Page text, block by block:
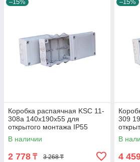
–15%
Коробка распаячная KSC 11-
308а 140х190х55 для
открытого монтажа IP55
В наличии
2 778 ₸ 3 268 ₸
–15%
309
В
4